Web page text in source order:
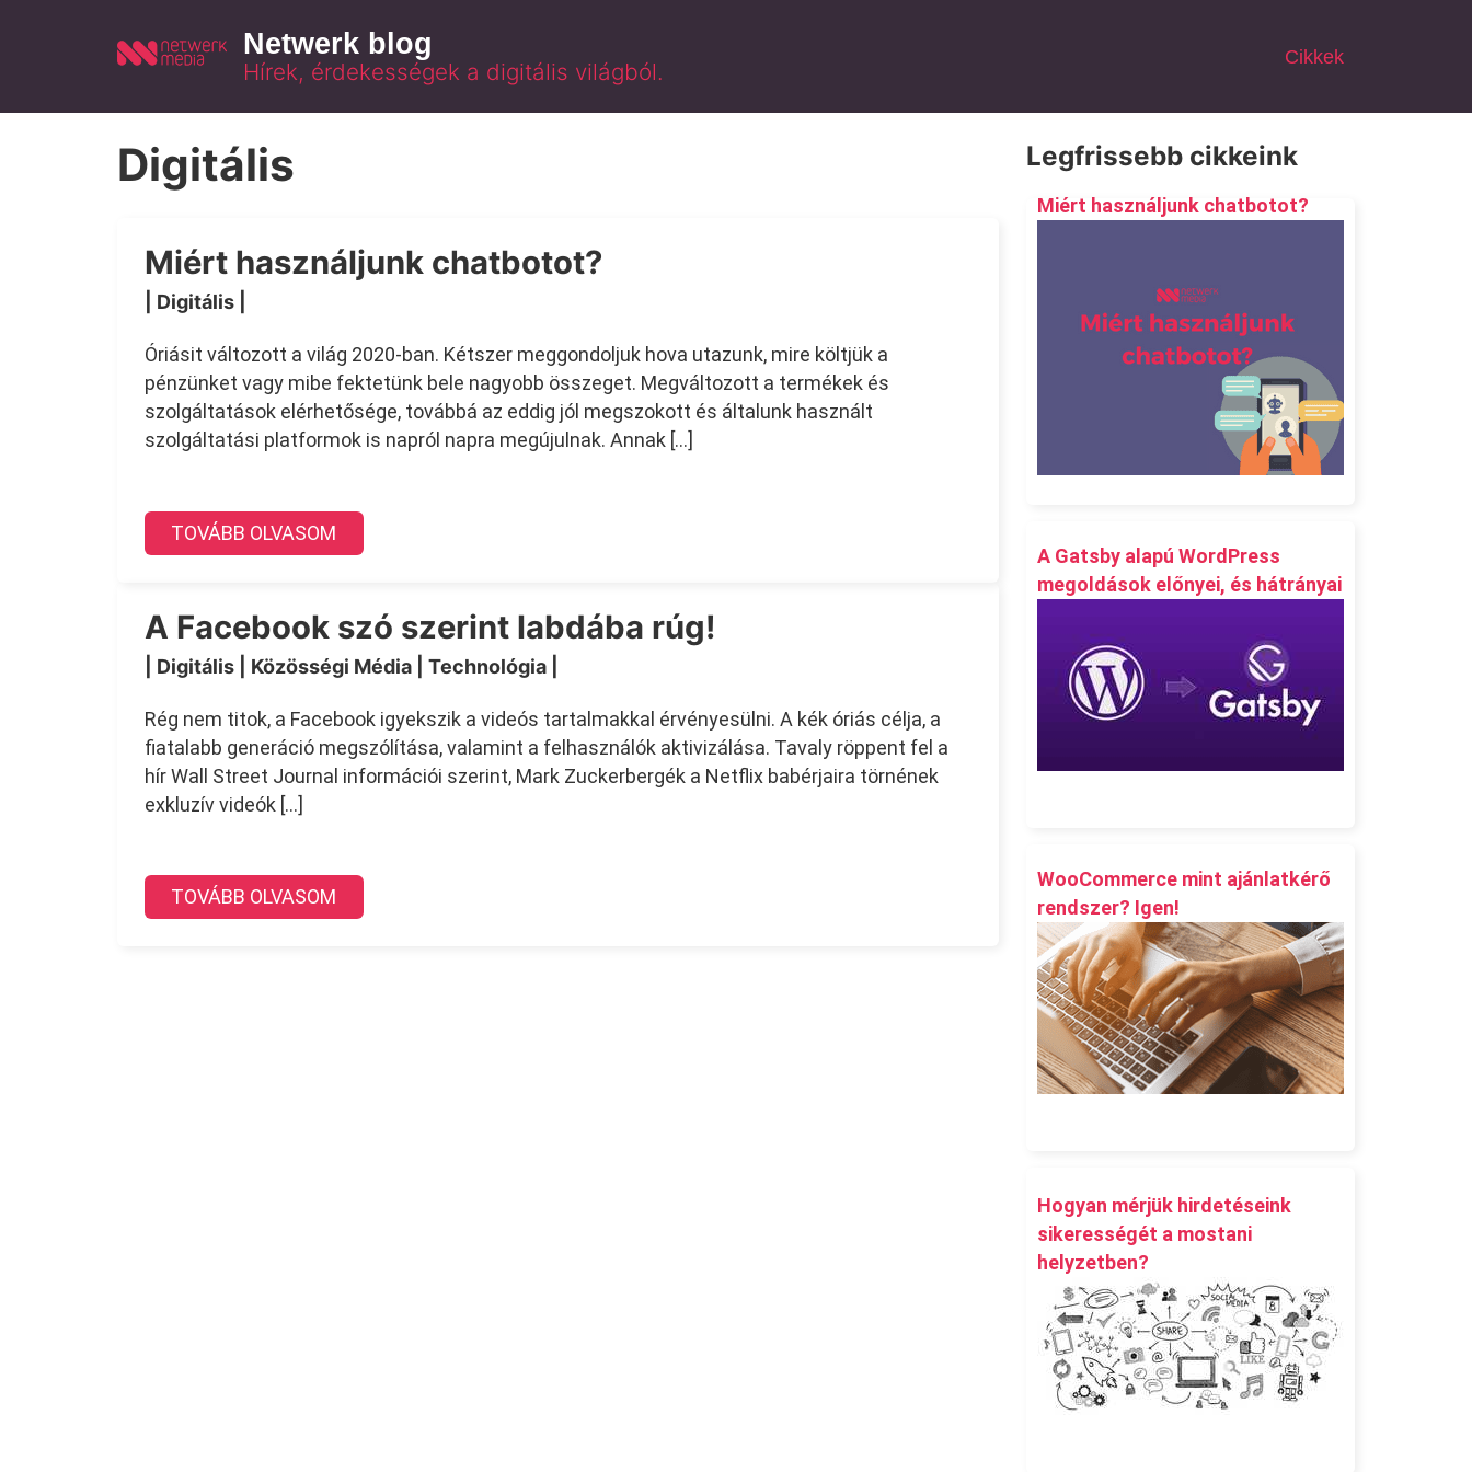
Netwerk blog
Hírek, érdekességek a digitális világból.
Cikkek
Digitális
Miért használjunk chatbotot?
| Digitális
Óriásit változott a világ 2020-ban. Kétszer meggondoljuk hova utazunk, mire költjük a
pénzünket vagy mibe fektetünk bele nagyobb összeget. Megváltozott a termékek és
szolgáltatások elérhetősége, továbbá az eddig jól megszokott és általunk használt
szolgáltatási platformok is napról napra megújulnak. Annak […]
TOVÁBB OLVASOM
A Facebook szó szerint labdába rúg!
| Digitális | Közösségi Média | Technológia
Rég nem titok, a Facebook igyekszik a videós tartalmakkal érvényesülni. A kék óriás célja, a
fiatalabb generáció megszólítása, valamint a felhasználók aktivizálása. Tavaly röppent fel a
hír Wall Street Journal információi szerint, Mark Zuckerbergék a Netflix babérjaira törnének
exkluzív videók […]
TOVÁBB OLVASOM
Legfrissebb cikkeink
Miért használjunk chatbotot?
A Gatsby alapú WordPress
megoldások előnyei, és hátrányai
WooCommerce mint ajánlatkérő
rendszer? Igen!
Hogyan mérjük hirdetéseink
sikerességét a mostani
helyzetben?